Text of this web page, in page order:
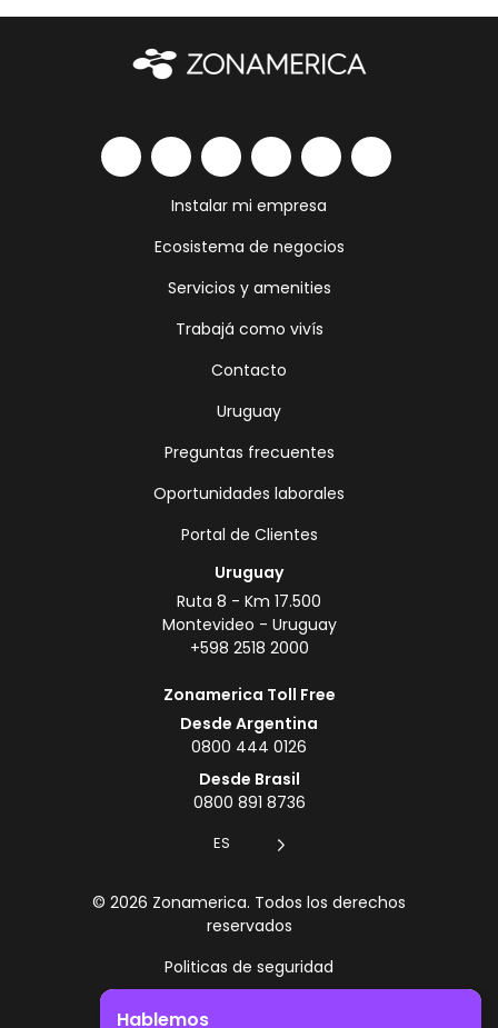
Instalar mi empresa
Ecosistema de negocios
Servicios y amenities
Trabajá como vivís
Contacto
Uruguay
Preguntas frecuentes
Oportunidades laborales
Portal de Clientes
Uruguay
Ruta 8 - Km 17.500
Montevideo - Uruguay
+598 2518 2000
Zonamerica Toll Free
Desde Argentina
0800 444 0126
Desde Brasil
0800 891 8736
ES
© 2026 Zonamerica. Todos los derechos
reservados
Politicas de seguridad
Hablemos